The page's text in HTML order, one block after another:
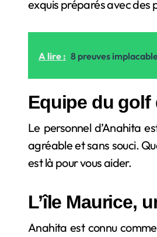
exquis préparés avec des
A lire : 8 preuves
Equipe du golf
Le personnel d’Anahita
agréable et sans souci.
est là pour vous aider.
L’île Maurice,
Anahita est connu